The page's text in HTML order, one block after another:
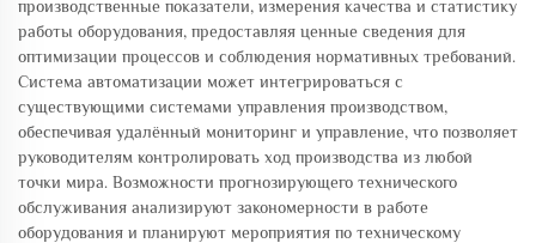
производственные показатели, измерения качества и статистику
работы оборудования, предоставляя ценные сведения для
оптимизации процессов и соблюдения нормативных требований.
Система автоматизации может интегрироваться с
существующими системами управления производством,
обеспечивая удалённый мониторинг и управление, что позволяет
руководителям контролировать ход производства из любой
точки мира. Возможности прогнозирующего технического
обслуживания анализируют закономерности в работе
оборудования и планируют мероприятия по техническому